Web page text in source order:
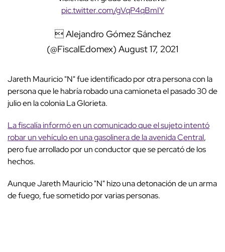
pic.twitter.com/gVqP4qBmIY
 Alejandro Gómez Sánchez
(@FiscalEdomex) August 17, 2021
Jareth Mauricio "N" fue identificado por otra persona con la
persona que le habría robado una camioneta el pasado 30 de
julio en la colonia La Glorieta.
La fiscalía informó en un comunicado que el sujeto intentó
robar un vehículo en una gasolinera de la avenida Central,
pero fue arrollado por un conductor que se percató de los
hechos.
Aunque Jareth Mauricio "N" hizo una detonación de un arma
de fuego, fue sometido por varias personas.